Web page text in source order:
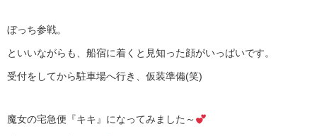
ぼっち参戦。
といいながらも、船宿に着くと見知った顔がいっぱいです。
受付をしてから駐車場へ行き、仮装準備(笑)
魔女の宅急便『キキ』になってみました～